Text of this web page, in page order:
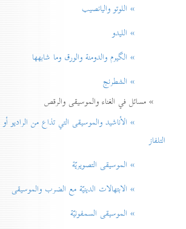
» اللوتو واليانصيب
» الليدو
» الگيرم والدومنة والورق وما شابهها
» الشطرنج
» مسائل في الغناء والموسيقى والرقص
» الأناشيد والموسيقی التي تذاع من الراديو أو
التلفاز
» الموسيقى التصويريّة
» الابتهالات الدينيّة مع الضرب والموسيقى
» الموسيقى السمفونيّة